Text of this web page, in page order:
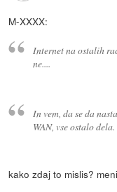
M-XXXX:
Internet na ostalih
ne....
In vem, da se da
WAN, vse ostalo dela.
kako zdaj to mislis?